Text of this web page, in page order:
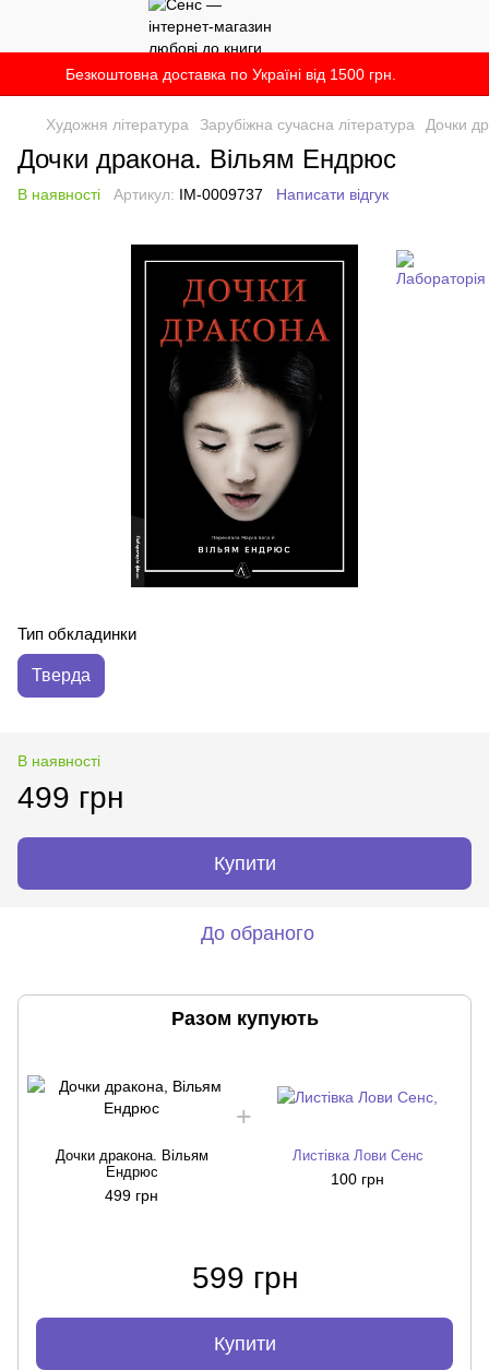
Безкоштовна доставка по Україні від 1500 грн.
Художня література Зарубіжна сучасна література Дочки
Дочки дракона. Вільям Ендрюс
В наявності Артикул: IM-0009737 Написати відгук
Тип обкладинки
Тверда
В наявності
499 грн
Купити
До обраного
Разом купують
Дочки дракона. Вільям
Ендрюс
499 грн
Листівка Лови Сенс
100 грн
599 грн
Купити